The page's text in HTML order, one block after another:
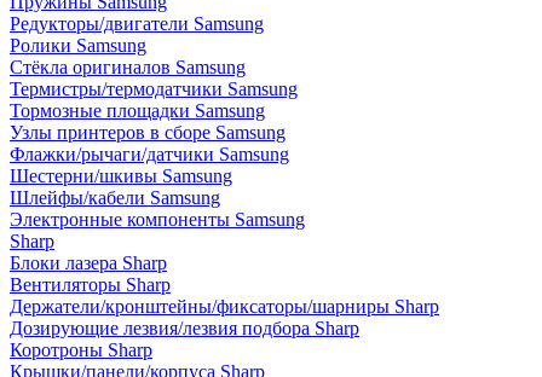
Редукторы/двигатели Samsung
Ролики Samsung
Стёкла оригиналов Samsung
Термистры/термодатчики Samsung
Тормозные площадки Samsung
Узлы принтеров в сборе Samsung
Флажки/рычаги/датчики Samsung
Шестерни/шкивы Samsung
Шлейфы/кабели Samsung
Электронные компоненты Samsung
Sharp
Блоки лазера Sharp
Вентиляторы Sharp
Держатели/кронштейны/фиксаторы/шарниры Sharp
Дозирующие лезвия/лезвия подбора Sharp
Коротроны Sharp
Крышки/панели/корпуса Sharp